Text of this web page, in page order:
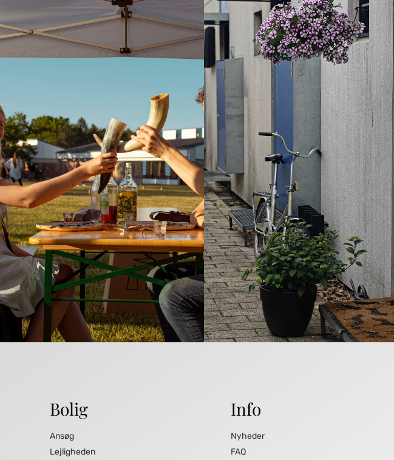
Bolig
Ansøg
Lejligheden
Info
Nyheder
FAQ